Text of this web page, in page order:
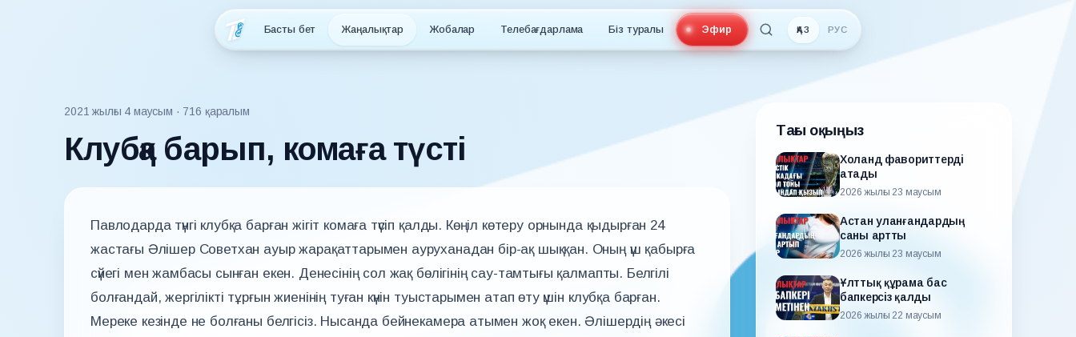
Басты бет Жаңалықтар Жобалар Телебағдарлама Біз туралы Эфир ҚАЗ РУС
2021 жылғы 4 маусым · 716 қаралым
Клубқа барып, комаға түсті
Павлодарда түнгі клубқа барған жігіт комаға түсіп қалды. Көңіл көтеру орнында қыдырған 24
жастағы Әлішер Советхан ауыр жарақаттарымен ауруханадан бір-ақ шыққан. Оның үш қабырға
сүйегі мен жамбасы сынған екен. Денесінің сол жақ бөлігінің сау-тамтығы қалмапты. Белгілі
болғандай, жергілікті тұрғын жиенінің туған күнін туыстарымен атап өту үшін клубқа барған.
Мереке кезінде не болғаны белгісіз. Нысанда бейнекамера атымен жоқ екен. Әлішердің әкесі
Тағы оқыңыз
Холанд фавориттерді
атады
2026 жылғы 23 маусым
Астан уланғандардың
саны артты
2026 жылғы 23 маусым
Ұлттық құрама бас
бапкерсіз қалды
2026 жылғы 22 маусым